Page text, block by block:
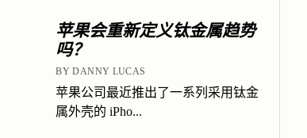
苹果会重新定义钛金属趋势
吗？
BY DANNY LUCAS
苹果公司最近推出了一系列采用钛金
属外壳的 iPho...